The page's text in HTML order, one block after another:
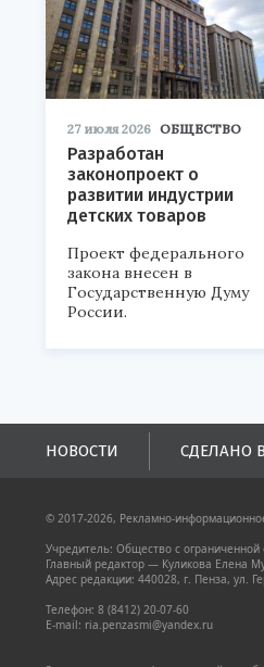
27 июля 2026 ОБЩЕСТВО
Разработан
законопроект о
развитии индустрии
детских товаров
Проект федерального
закона внесен в
Государственную Думу
России.
НОВОСТИ СДЕЛАНО
© 2017-2026, Рекламно-
Учредитель: Общество с ограниченной
Главный редактор — Куликова Елена
Адрес редакции: 440028, г. Пенза, ул.
Телефон: 8 (8412) 20-07-60
E-mail: ria.penzasmi@yandex.ru